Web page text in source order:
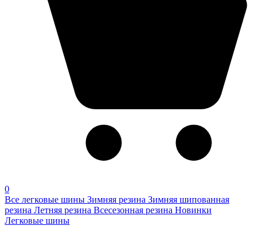
0
Все легковые шины Зимняя резина Зимняя шипованная
резина Летняя резина Всесезонная резина Новинки
Легковые шины